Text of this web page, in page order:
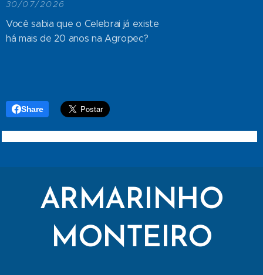
30/07/2026
Você sabia que o Celebrai já existe
há mais de 20 anos na Agropec?
Share
ARMARINHO
MONTEIRO